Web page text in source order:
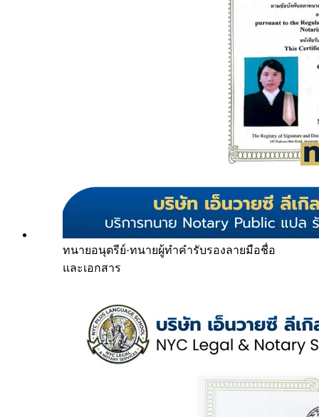
ทนายอนุตรีย์·ทนายผู้ทำคำรับรองลายมือชื่อ
และเอกสาร